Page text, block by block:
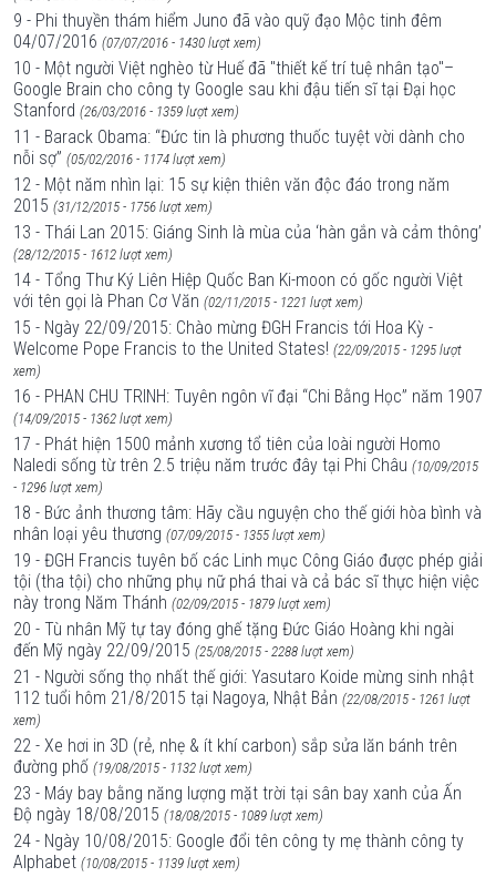
9 - Phi thuyền thám hiểm Juno đã vào quỹ đạo Mộc tinh đêm
04/07/2016 (07/07/2016 - 1430 lượt xem)
10 - Một người Việt nghèo từ Huế đã "thiết kế trí tuệ nhân tạo"–
Google Brain cho công ty Google sau khi đậu tiến sĩ tại Đại học
Stanford (26/03/2016 - 1359 lượt xem)
11 - Barack Obama: “Đức tin là phương thuốc tuyệt vời dành cho
nỗi sợ” (05/02/2016 - 1174 lượt xem)
12 - Một năm nhìn lại: 15 sự kiện thiên văn độc đáo trong năm
2015 (31/12/2015 - 1756 lượt xem)
13 - Thái Lan 2015: Giáng Sinh là mùa của ‘hàn gắn và cảm thông’
(28/12/2015 - 1612 lượt xem)
14 - Tổng Thư Ký Liên Hiệp Quốc Ban Ki-moon có gốc người Việt
với tên gọi là Phan Cơ Văn (02/11/2015 - 1221 lượt xem)
15 - Ngày 22/09/2015: Chào mừng ĐGH Francis tới Hoa Kỳ -
Welcome Pope Francis to the United States! (22/09/2015 - 1295 lượt
xem)
16 - PHAN CHU TRINH: Tuyên ngôn vĩ đại “Chi Bằng Học” năm 1907
(14/09/2015 - 1362 lượt xem)
17 - Phát hiện 1500 mảnh xương tổ tiên của loài người Homo
Naledi sống từ trên 2.5 triệu năm trước đây tại Phi Châu (10/09/2015
- 1296 lượt xem)
18 - Bức ảnh thương tâm: Hãy cầu nguyện cho thế giới hòa bình và
nhân loại yêu thương (07/09/2015 - 1355 lượt xem)
19 - ĐGH Francis tuyên bố các Linh mục Công Giáo được phép giải
tội (tha tội) cho những phụ nữ phá thai và cả bác sĩ thực hiện việc
này trong Năm Thánh (02/09/2015 - 1879 lượt xem)
20 - Tù nhân Mỹ tự tay đóng ghế tặng Đức Giáo Hoàng khi ngài
đến Mỹ ngày 22/09/2015 (25/08/2015 - 2288 lượt xem)
21 - Người sống thọ nhất thế giới: Yasutaro Koide mừng sinh nhật
112 tuổi hôm 21/8/2015 tại Nagoya, Nhật Bản (22/08/2015 - 1261 lượt
xem)
22 - Xe hơi in 3D (rẻ, nhẹ & ít khí carbon) sắp sửa lăn bánh trên
đường phố (19/08/2015 - 1132 lượt xem)
23 - Máy bay bằng năng lượng mặt trời tại sân bay xanh của Ấn
Độ ngày 18/08/2015 (18/08/2015 - 1089 lượt xem)
24 - Ngày 10/08/2015: Google đổi tên công ty mẹ thành công ty
Alphabet (10/08/2015 - 1139 lượt xem)